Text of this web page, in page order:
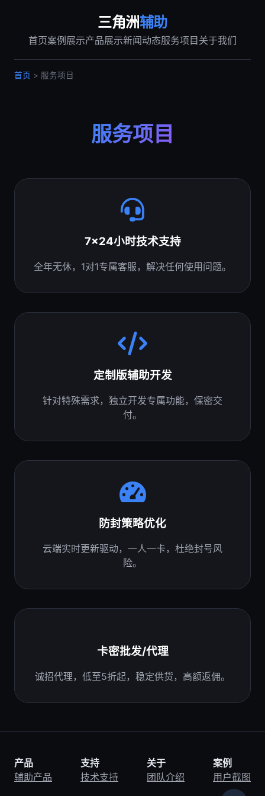
三角洲辅助
首页案例展示产品展示新闻动态服务项目 关于我们
首页 > 服务项目
服务项目
7x24小时技术支持
全年无休，1对1专属客服，解决任何使用问题。
定制版辅助开发
针对特殊需求，独立开发专属功能，保密交
付。
防封策略优化
云端实时更新驱动，一人一卡，杜绝封号风
险。
卡密批发/代理
诚招代理，低至5折起，稳定供货，高额返佣。
产品
辅助产品
支持
技术支持
关于
团队介绍
案例
用户截图